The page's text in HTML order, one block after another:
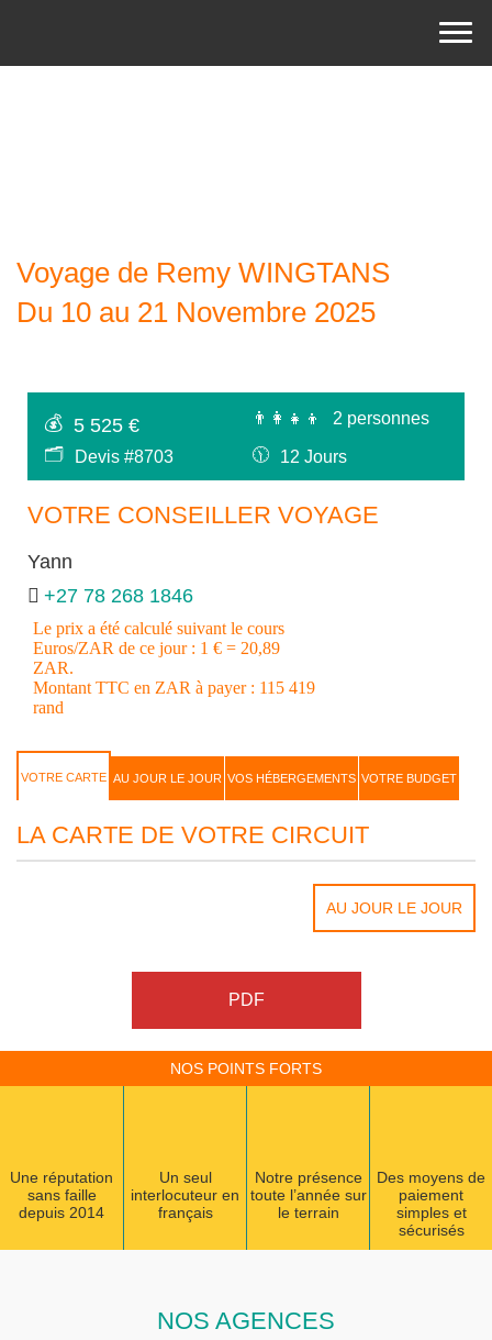
Voyage de Remy WINGTANS
Du 10 au 21 Novembre 2025
💰 5 525 € 👨‍👩‍👧‍👦
2 personnes
🗂
Devis #8703 🕦 12 Jours
VOTRE CONSEILLER VOYAGE
Yann
+27 78 268 1846
Le prix a été calculé suivant le cours
Euros/ZAR de ce jour : 1 € = 20,89
ZAR.
Montant TTC en ZAR à payer : 115 419
rand
VOTRE CARTE AU JOUR LE JOUR VOS HÉBERGEMENTS VOTRE BUDGET
LA CARTE DE VOTRE CIRCUIT
AU JOUR LE JOUR
PDF
NOS POINTS FORTS
Une réputation
sans faille
depuis 2014
Un seul
interlocuteur en
français
Notre présence
toute l’année sur
le terrain
Des moyens de
paiement
simples et
sécurisés
NOS AGENCES